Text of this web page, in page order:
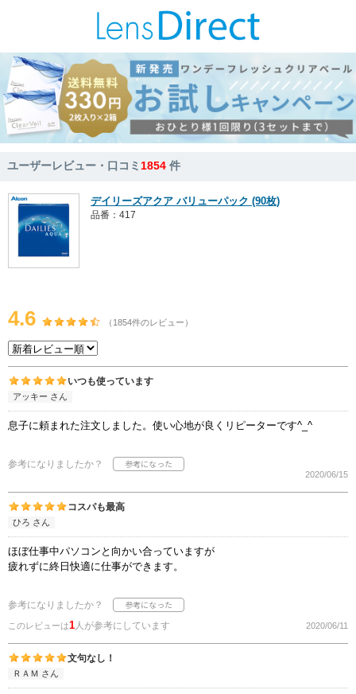
ユーザーレビュー・口コミ1854 件
デイリーズアクア バリューパック (90枚)
品番：417
4.6 （1854件のレビュー）
いつも使っています
アッキー さん
息子に頼まれた注文しました。使い心地が良くリピーターです^_^
参考になりましたか？
2020/06/15
コスパも最高
ひろ さん
ほぼ仕事中パソコンと向かい合っていますが
疲れずに終日快適に仕事ができます。
参考になりましたか？
このレビューは1人が参考にしています 2020/06/11
文句なし！
ＲＡＭ さん